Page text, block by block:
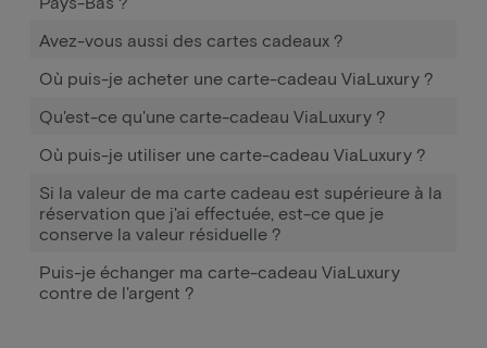
Avez-vous aussi des cartes cadeaux ?
Où puis-je acheter une carte-cadeau ViaLuxury ?
Qu'est-ce qu'une carte-cadeau ViaLuxury ?
Où puis-je utiliser une carte-cadeau ViaLuxury ?
Si la valeur de ma carte cadeau est supérieure à la
réservation que j'ai effectuée, est-ce que je
conserve la valeur résiduelle ?
Puis-je échanger ma carte-cadeau ViaLuxury
contre de l'argent ?